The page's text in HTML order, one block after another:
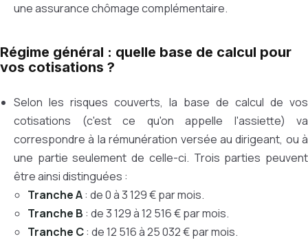
une assurance chômage complémentaire.
Régime général : quelle base de calcul pour
vos cotisations ?
Selon les risques couverts, la base de calcul de vos
cotisations (c'est ce qu'on appelle l'assiette) va
correspondre à la rémunération versée au dirigeant, ou à
une partie seulement de celle-ci. Trois parties peuvent
être ainsi distinguées :
Tranche A: de 0 à 3 129 € par mois.
Tranche B : de 3 129 à 12 516 € par mois.
Tranche C: de 12 516 à 25 032 € par mois.